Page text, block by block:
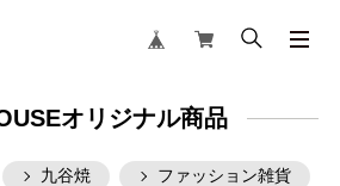
オリジナル商品
九谷焼 ファッション雑貨